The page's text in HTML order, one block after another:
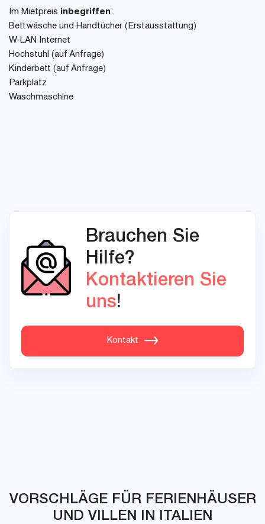
Im Mietpreis inbegriffen:
Bettwäsche und Handtücher (Erstausstattung)
W-LAN Internet
Hochstuhl (auf Anfrage)
Kinderbett (auf Anfrage)
Parkplatz
Waschmaschine
Brauchen Sie
Hilfe?
Kontaktieren Sie
uns!
Kontakt
VORSCHLÄGE FÜR FERIENHÄUSER
UND VILLEN IN ITALIEN